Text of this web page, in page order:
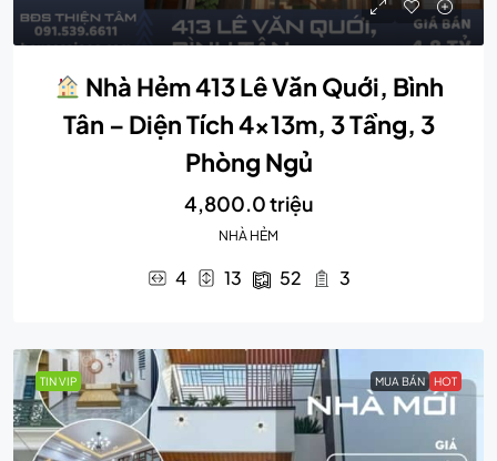
Nhà Hẻm 413 Lê Văn Quới, Bình
Tân – Diện Tích 4x13m, 3 Tầng, 3
Phòng Ngủ
4,800.0 triệu
NHÀ HẺM
4 13 52 3
TIN VIP MUA BÁN HOT